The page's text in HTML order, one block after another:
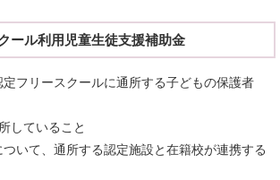
ール利用児童生徒支援補助金
フリースクールに通所する子どもの保護者
していること
いて、通所する認定施設と在籍校が連携する